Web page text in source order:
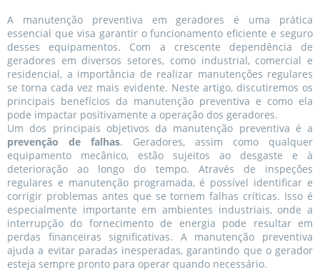
A manutenção preventiva em geradores é uma prática
essencial que visa garantir o funcionamento eficiente e seguro
desses equipamentos. Com a crescente dependência de
geradores em diversos setores, como industrial, comercial e
residencial, a importância de realizar manutenções regulares
se torna cada vez mais evidente. Neste artigo, discutiremos os
principais benefícios da manutenção preventiva e como ela
pode impactar positivamente a operação dos geradores.
Um dos principais objetivos da manutenção preventiva é a
prevenção de falhas. Geradores, assim como qualquer
equipamento mecânico, estão sujeitos ao desgaste e à
deterioração ao longo do tempo. Através de inspeções
regulares e manutenção programada, é possível identificar e
corrigir problemas antes que se tornem falhas críticas. Isso é
especialmente importante em ambientes industriais, onde a
interrupção do fornecimento de energia pode resultar em
perdas financeiras significativas. A manutenção preventiva
ajuda a evitar paradas inesperadas, garantindo que o gerador
esteja sempre pronto para operar quando necessário.